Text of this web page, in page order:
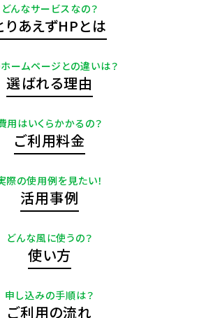
どんなサービスなの？
りあえずHPとは
ームページとの違いは？
選ばれる理由
用はいくらかかるの？
ご利用料金
際の使用例を見たい！
活用事例
どんな風に使うの？
使い方
申し込みの手順は？
ご利用の流れ